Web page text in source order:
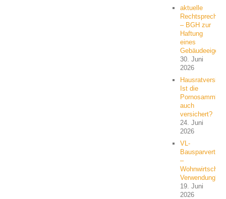
aktuelle
– BGH zur
Haftung
eines
30. Juni
2026
Ist die
auch
versichert?
24. Juni
2026
VL-
Bausparvertrag
–
Verwendung?
19. Juni
2026